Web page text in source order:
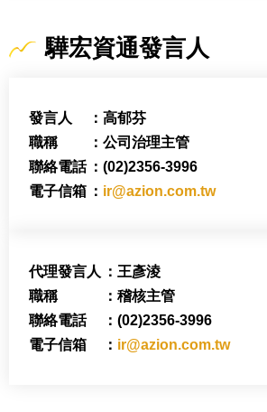
驊宏資通發言人
發言人
：高郁芬
職稱
：公司治理主管
聯絡電話 ：(02)2356-3996
電子信箱 ： ir@azion.com.tw
代理發言人
：王彥淩
職稱
：稽核主管
聯絡電話
：(02)2356-3996
電子信箱
： ir@azion.com.tw